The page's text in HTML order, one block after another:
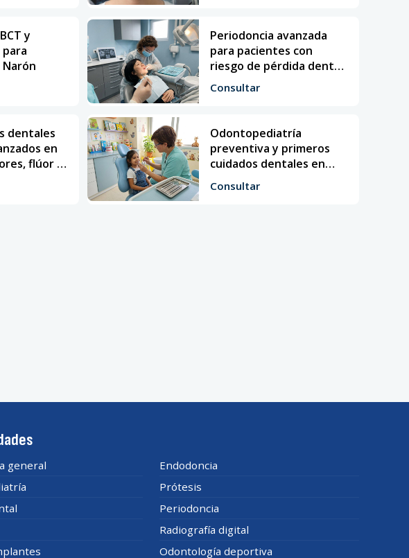
y
Periodoncia avanzada
para pacientes con
riesgo de pérdida dental
en Ferrol
Consultar
dentales
en
flúor y
Odontopediatría
preventiva y primeros
cuidados dentales en
Narón
Consultar
general
Endodoncia
Prótesis
Periodoncia
Radiografía digital
Odontología deportiva